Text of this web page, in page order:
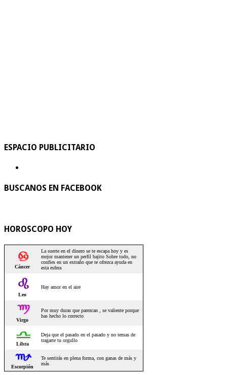
ESPACIO PUBLICITARIO
BUSCANOS EN FACEBOOK
HOROSCOPO HOY